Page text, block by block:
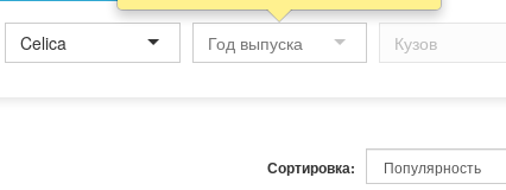
Celica
Сортировка: